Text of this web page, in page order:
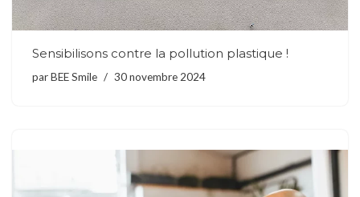
Sensibilisons contre la pollution plastique !
parBEE Smile 30 novembre 2024